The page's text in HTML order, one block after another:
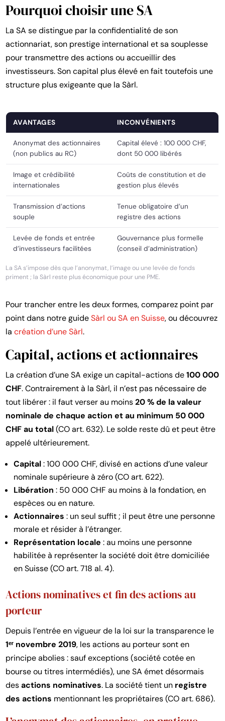
Pourquoi choisir une SA
La SA se distingue par la confidentialité de son
actionnariat, son prestige international et sa souplesse
pour transmettre des actions ou accueillir des
investisseurs. Son capital plus élevé en fait toutefois une
structure plus exigeante que la Sàrl.
AVANTAGES INCONVÉNIENTS
Anonymat des actionnaires
(non publics au RC)
Capital élevé : 100 000 CHF,
dont 50 000 libérés
Image et crédibilité
internationales
Coûts de constitution et de
gestion plus élevés
Transmission d’actions
souple
Tenue obligatoire d’un
registre des actions
Levée de fonds et entrée
d’investisseurs facilitées
Gouvernance plus formelle
(conseil d’administration)
La SA s’impose dès que l’anonymat, l’image ou une levée de fonds
priment ; la Sàrl reste plus économique pour une PME.
Pour trancher entre les deux formes, comparez point par
point dans notre guideSàrl ou SA en Suisse, ou découvrez
lacréation d’une Sàrl.
Capital, actions et actionnaires
La création d’une SA exige un capital-actions de100 000
CHF. Contrairement à la Sàrl, il n’est pas nécessaire de
tout libérer : il faut verser au moins20 % de la valeur
nominale de chaque action et au minimum 50 000
CHF au total(CO art. 632). Le solde reste dû et peut être
appelé ultérieurement.
Capital: 100 000 CHF, divisé en actions d’une valeur
nominale supérieure à zéro (CO art. 622).
Libération : 50 000 CHF au moins à la fondation, en
espèces ou en nature.
Actionnaires : un seul suffit ; il peut être une personne
morale et résider à l’étranger.
Représentation locale : au moins une personne
habilitée à représenter la société doit être domiciliée
en Suisse (CO art. 718 al. 4).
Actions nominatives et fin des actions au
porteur
Depuis l’entrée en vigueur de la loi sur la transparence le
1ᵉʳ novembre 2019, les actions au porteur sont en
principe abolies : sauf exceptions (société cotée en
bourse ou titres intermédiés), une SA émet désormais
desactions nominatives. La société tient un registre
des actions mentionnant les propriétaires (CO art. 686).